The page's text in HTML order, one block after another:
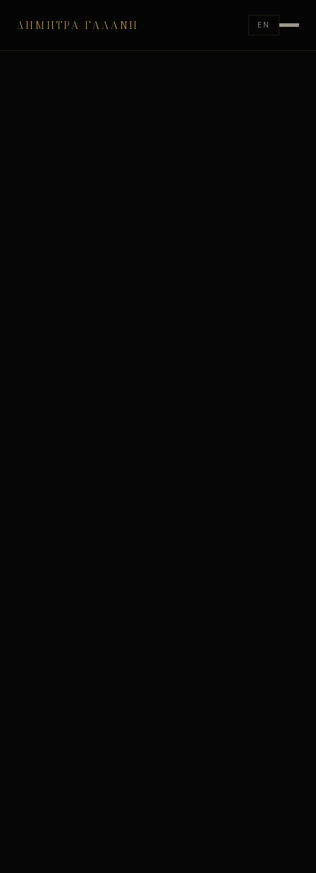
ΔΉΜΗΤΡΑ ΓΑΛΆΝΗ EN